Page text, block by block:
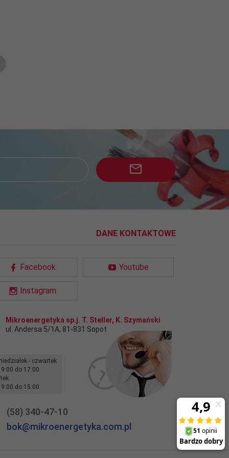
DANE KONTAKTOWE
Facebook Youtube
Instagram
Mikroenergetyka sp.j. T. Steller, K. Szymański
ul. Andersa 5/1A, 81-831 Sopot
- czwartek
do 17:00
do 15:00
(58) 340-47-10
bok@mikroenergetyka.com.pl